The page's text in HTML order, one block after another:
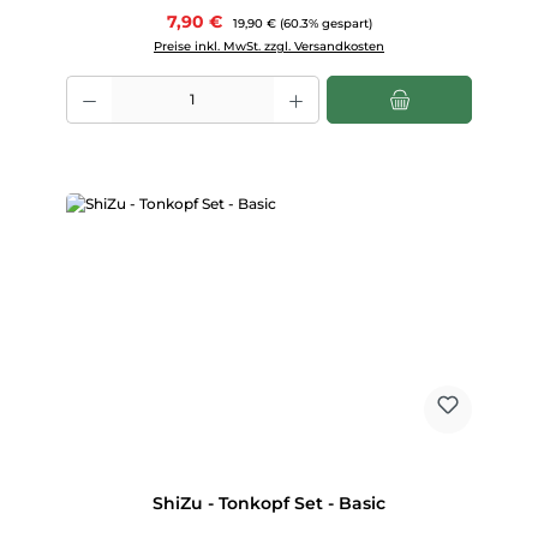
Verkaufspreis:
7,90 € Regulärer Preis:
19,90 € (60.3% gespart)
Preise inkl. MwSt. zzgl. Versandkosten
Produkt Anzahl: Gib den gewünschten Wert ein oder benutze die
ShiZu - Tonkopf Set - Basic